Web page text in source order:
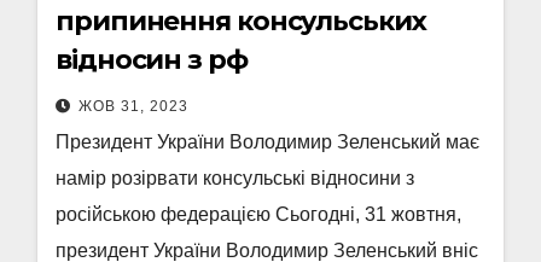
припинення консульських
відносин з рф
ЖОВ 31, 2023
Президент України Володимир Зеленський має
намір розірвати консульські відносини з
російською федерацією Сьогодні, 31 жовтня,
президент України Володимир Зеленський вніс